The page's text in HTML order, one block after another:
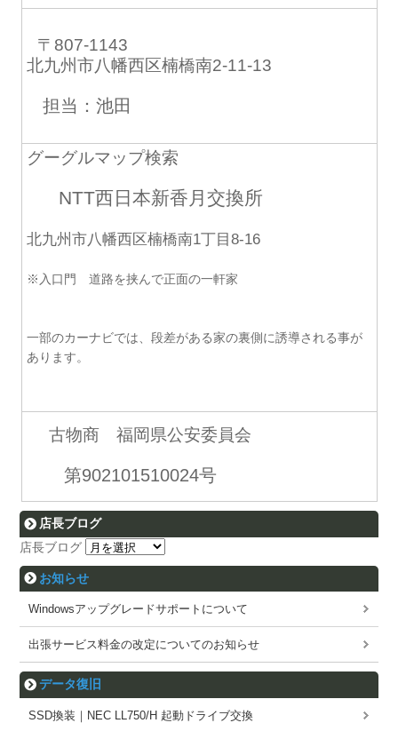
〒807-1143
北九州市八幡西区楠橋南2-11-13
担当：池田
グーグルマップ検索
NTT西日本新香月交換所
北九州市八幡西区楠橋南1丁目8-16
※入口門 道路を挟んで正面の一軒家
一部のカーナビでは、段差がある家の裏側に誘導される事が
あります。
古物商 福岡県公安委員会
第902101510024号
店長ブログ
店長ブログ
お知らせ
Windowsアップグレードサポートについて
出張サービス料金の改定についてのお知らせ
データ復旧
SSD換装｜NEC LL750/H 起動ドライブ交換